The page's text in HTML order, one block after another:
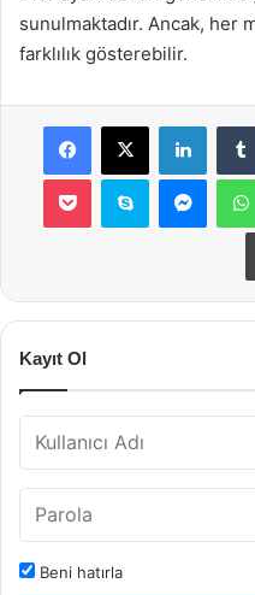
sunulmaktadır. Ancak, her
farklılık gösterebilir.
Facebook
X
Pocket Skype
Kayıt Ol
Beni hatırla